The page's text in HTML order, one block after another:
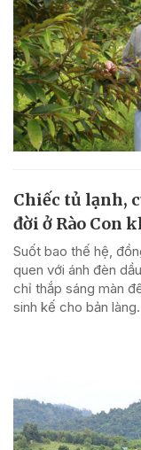
Chiếc tủ lạnh,
đời ở Rào Con
Suốt bao thế hệ,
quen với ánh đèn
chỉ thắp sáng màn
sinh kế cho bản làng.